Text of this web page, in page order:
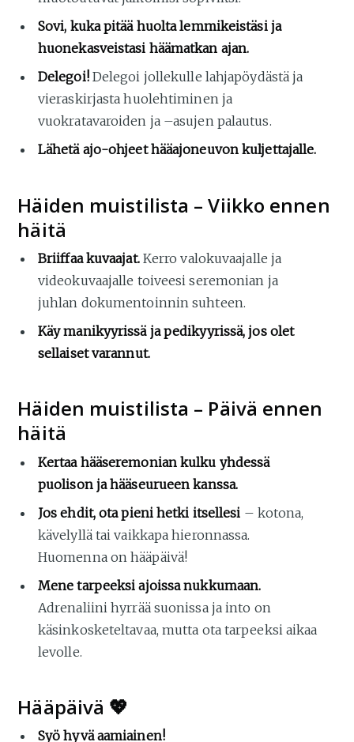
Sovi, kuka pitää huolta lemmikeistäsi ja
huonekasveistasi häämatkan ajan.
Delegoi!Delegoi jollekulle lahjapöydästä ja
vieraskirjasta huolehtiminen ja
vuokratavaroiden ja –asujen palautus.
Lähetä ajo-ohjeet hääajoneuvon kuljettajalle.
Häiden muistilista – Viikko ennen
häitä
Briiffaa kuvaajat.Kerro valokuvaajalle ja
videokuvaajalle toiveesi seremonian ja
juhlan dokumentoinnin suhteen.
Käy manikyyrissä ja pedikyyrissä, jos olet
sellaiset varannut.
Häiden muistilista – Päivä ennen
häitä
Kertaa hääseremonian kulku yhdessä
puolison ja hääseurueen kanssa.
Jos ehdit, ota pieni hetki itsellesi – kotona,
kävelyllä tai vaikkapa hieronnassa.
Huomenna on hääpäivä!
Mene tarpeeksi ajoissa nukkumaan.
Adrenaliini hyrrää suonissa ja into on
käsinkosketeltavaa, mutta ota tarpeeksi aikaa
levolle.
Hääpäivä 💖
Syö hyvä aamiainen!